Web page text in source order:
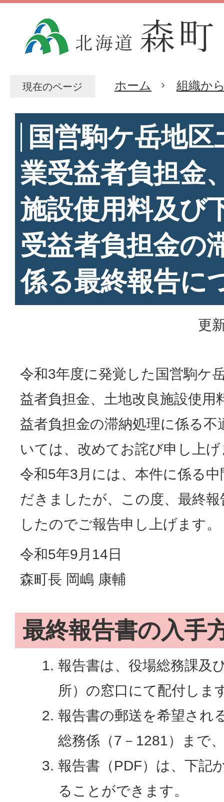
現在のページ ホーム 組織か
国営駒ケ岳地
業受益者負担金
施設使用料及び
受益者負担金の
係る最終報告に
更
令和3年度に発覚した国営駒ケ
益者負担金、土地改良施設使用
益者負担金の滞納処理に係る不
いては、改めてお詫び申し上
令和5年3月には、本件に係る
だきましたが、この度、最終
したのでご報告申し上げます。
令和5年9月14日
森町長 岡嶋 康輔
最終報告書の入手
報告書は、役場総務課及
所）の窓口にて配付しま
報告書の郵送を希望され
総務係（7－1281）まで
報告書（PDF）は、下記
ることができます。